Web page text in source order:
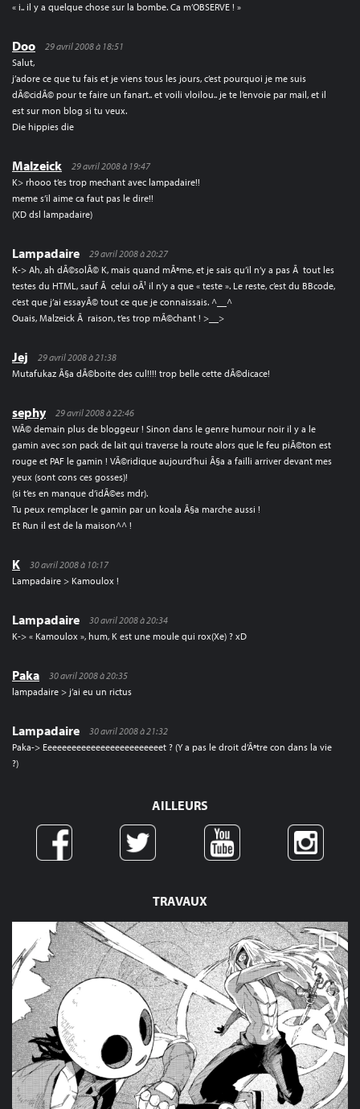
TRAVAUX
« i.. il y a quelque chose sur la bombe. Ca m’OBSERVE ! »
Doo
29 avril 2008 à 18:51
Salut,
j’adore ce que tu fais et je viens tous les jours, c’est pourquoi je me suis
dÃ©cidÃ© pour te faire un fanart.. et voili vloilou.. je te l’envoie par mail, et il
est sur mon blog si tu veux.
Die hippies die
Malzeick
29 avril 2008 à 19:47
K> rhooo t’es trop mechant avec lampadaire!!
meme s’il aime ca faut pas le dire!!
(XD dsl lampadaire)
Lampadaire
29 avril 2008 à 20:27
K-> Ah, ah dÃ©solÃ© K, mais quand mÃªme, et je sais qu’il n’y a pas Ã tout les
testes du HTML, sauf Ã celui oÃ¹ il n’y a que « teste ». Le reste, c’est du BBcode,
c’est que j’ai essayÃ© tout ce que je connaissais. ^__^
Ouais, Malzeick Ã raison, t’es trop mÃ©chant ! >__>
Jej
29 avril 2008 à 21:38
Mutafukaz Ã§a dÃ©boite des cul!!!! trop belle cette dÃ©dicace!
sephy
29 avril 2008 à 22:46
WÃ© demain plus de bloggeur ! Sinon dans le genre humour noir il y a le
gamin avec son pack de lait qui traverse la route alors que le feu piÃ©ton est
rouge et PAF le gamin ! VÃ©ridique aujourd’hui Ã§a a failli arriver devant mes
yeux (sont cons ces gosses)!
(si t’es en manque d’idÃ©es mdr).
Tu peux remplacer le gamin par un koala Ã§a marche aussi !
Et Run il est de la maison^^ !
K
30 avril 2008 à 10:17
Lampadaire > Kamoulox !
Lampadaire
30 avril 2008 à 20:34
K-> « Kamoulox », hum, K est une moule qui rox(Xe) ? xD
Paka
30 avril 2008 à 20:35
lampadaire > j’ai eu un rictus
Lampadaire
30 avril 2008 à 21:32
Paka-> Eeeeeeeeeeeeeeeeeeeeeeeeet ? (Y a pas le droit d’Ãªtre con dans la vie
?)
AILLEURS